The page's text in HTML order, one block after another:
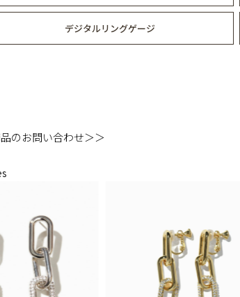
デジタルリングゲージ
のお問い合わせ＞＞